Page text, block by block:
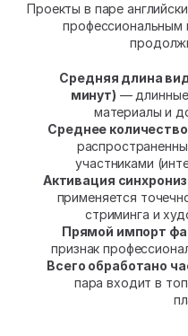
Проекты в паре
профессиональным
Средняя длина
минут) —
материалы и
Среднее количество
участниками
Активация
применяется
стриминга и
Прямой импорт
признак
Всего обработано
пара входит в